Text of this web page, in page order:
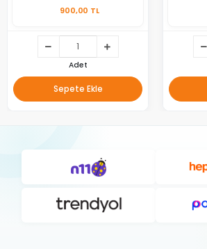
900,00 TL
Adet
Sepete Ekle